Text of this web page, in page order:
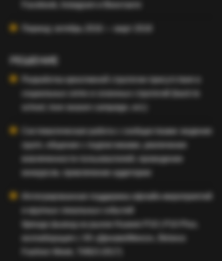
Facebook, Instagram и Вконтакте
Период: октябрь 2016 — март 2018
РЕШЕНИЕ
Разработка креативной стратегии присутствия в
социальных сетях и сезонных стратегий (back to
school, love season campaign, ect.)
Систематическая работа с сообществами: ведение
групп, общение с подписчиками, увеличение
вовлеченности пользователей, проведение
конкурсов, привлечение аудитории
Интегрированная поддержка офлайн-мероприятий
и крупных локальных событий
бренда (вывод на рынок Huawei P10 | P10 Plus,
коллаборация с ХК «ДинамоМинск», Belarus